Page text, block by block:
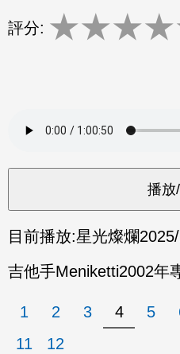
評分: ★★★★
目前播放:星光燦爛
吉他手Meniketti2002年
1 2 3 4 5
11
12